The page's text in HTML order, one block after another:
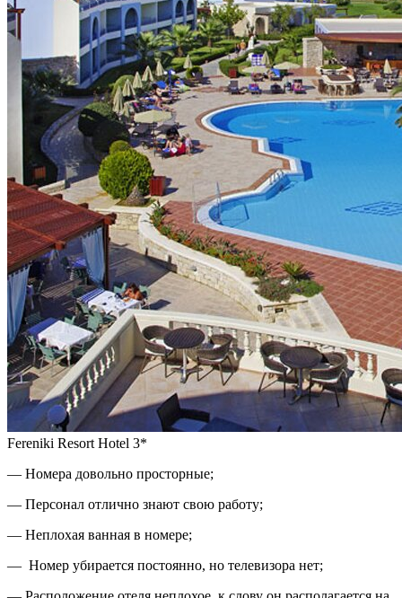
Fereniki Resort Hotel 3*
— Номера довольно просторные;
— Персонал отлично знают свою работу;
— Неплохая ванная в номере;
— Номер убирается постоянно, но телевизора нет;